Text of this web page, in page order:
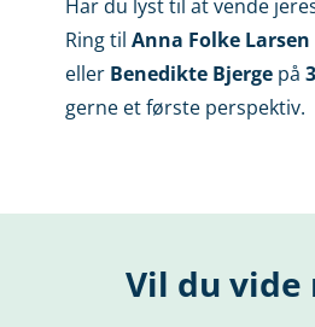
Har du lyst til at vende
Ring til Anna Folke Larsen
ellerBenedikte Bjerge på
gerne et første perspektiv.
Vil du vide